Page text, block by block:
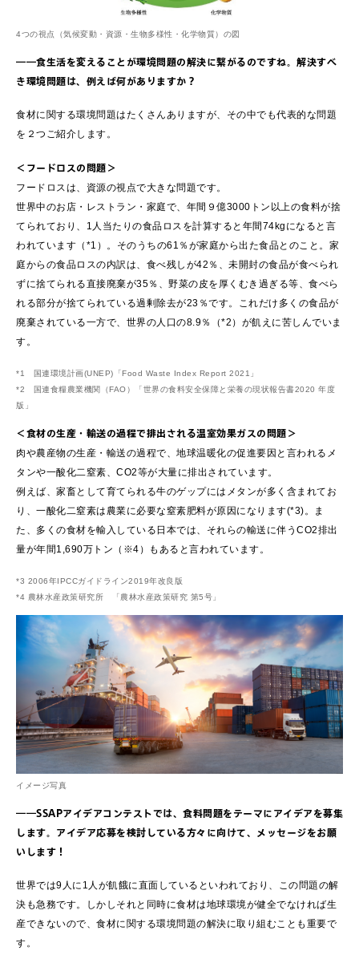
4つの視点（気候変動・資源・生物多様性・化学物質）の図
――食生活を変えることが環境問題の解決に繋がるのですね。解決すべ
き環境問題は、例えば何がありますか？
食材に関する環境問題はたくさんありますが、その中でも代表的な問題
を２つご紹介します。
＜フードロスの問題＞
フードロスは、資源の視点で大きな問題です。
世界中のお店・レストラン・家庭で、年間９億3000トン以上の食料が捨
てられており、1人当たりの食品ロスを計算すると年間74kgになると言
われています（*1）。そのうちの61％が家庭から出た食品とのこと。家
庭からの食品ロスの内訳は、食べ残しが42％、未開封の食品が食べられ
ずに捨てられる直接廃棄が35％、野菜の皮を厚くむき過ぎる等、食べら
れる部分が捨てられている過剰除去が23％です。これだけ多くの食品が
廃棄されている一方で、世界の人口の8.9％（*2）が飢えに苦しんでいま
す。
*1 国連環境計画(UNEP)「Food Waste Index Report 2021」
*2 国連食糧農業機関（FAO）「世界の食料安全保障と栄養の現状報告書2020 年度
版」
＜食材の生産・輸送の過程で排出される温室効果ガスの問題＞
肉や農産物の生産・輸送の過程で、地球温暖化の促進要因と言われるメ
タンや一酸化二窒素、CO2等が大量に排出されています。
例えば、家畜として育てられる牛のゲップにはメタンが多く含まれてお
り、一酸化二窒素は農業に必要な窒素肥料が原因になります(*3)。ま
た、多くの食材を輸入している日本では、それらの輸送に伴うCO2排出
量が年間1,690万トン（※4）もあると言われています。
*3 2006年IPCCガイドライン2019年改良版
*4 農林水産政策研究所 「農林水産政策研究 第5号」
イメージ写真
――SSAPアイデアコンテストでは、食料問題をテーマにアイデアを募集
します。アイデア応募を検討している方々に向けて、メッセージをお願
いします！
世界では9人に1人が飢餓に直面しているといわれており、この問題の解
決も急務です。しかしそれと同時に食材は地球環境が健全でなければ生
産できないので、食材に関する環境問題の解決に取り組むことも重要で
す。